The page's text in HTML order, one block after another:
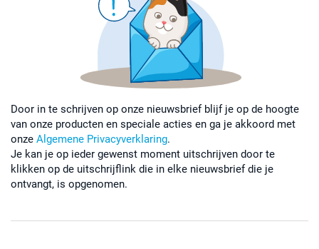
Door in te schrijven op onze nieuwsbrief blijf je op de hoogte
van onze producten en speciale acties en ga je akkoord met
onze Algemene Privacyverklaring.
Je kan je op ieder gewenst moment uitschrijven door te
klikken op de uitschrijflink die in elke nieuwsbrief die je
ontvangt, is opgenomen.